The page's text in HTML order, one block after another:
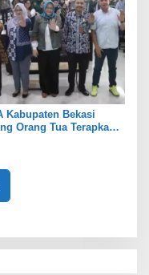
Kabupaten Bekasi
Orang Tua Terapkan